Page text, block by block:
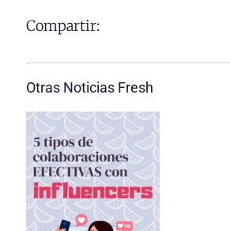
Compartir:
Otras Noticias Fresh